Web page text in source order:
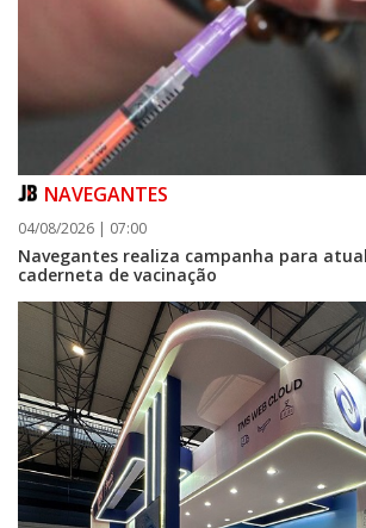
NAVEGANTES
04/08/2026 | 07:00
Navegantes realiza campanha para
caderneta de vacinação